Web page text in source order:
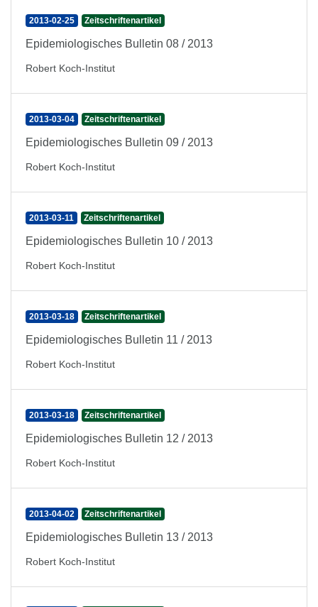
2013-02-25 Zeitschriftenartikel
Epidemiologisches Bulletin 08 / 2013
Robert Koch-Institut
2013-03-04 Zeitschriftenartikel
Epidemiologisches Bulletin 09 / 2013
Robert Koch-Institut
2013-03-11 Zeitschriftenartikel
Epidemiologisches Bulletin 10 / 2013
Robert Koch-Institut
2013-03-18 Zeitschriftenartikel
Epidemiologisches Bulletin 11 / 2013
Robert Koch-Institut
2013-03-18 Zeitschriftenartikel
Epidemiologisches Bulletin 12 / 2013
Robert Koch-Institut
2013-04-02 Zeitschriftenartikel
Epidemiologisches Bulletin 13 / 2013
Robert Koch-Institut